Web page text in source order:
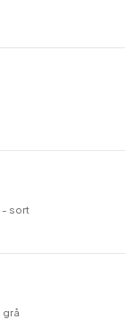
- sort
grå